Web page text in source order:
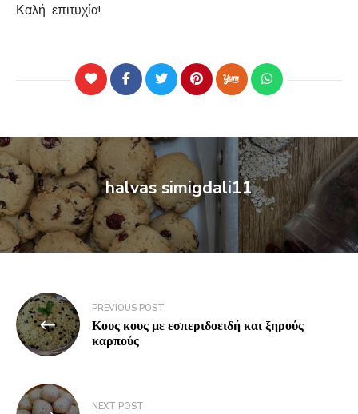
Καλή επιτυχία!
halvas simigdali11
PREVIOUS POST
Κους κους με εσπεριδοειδή και ξηρούς
καρπούς
NEXT POST